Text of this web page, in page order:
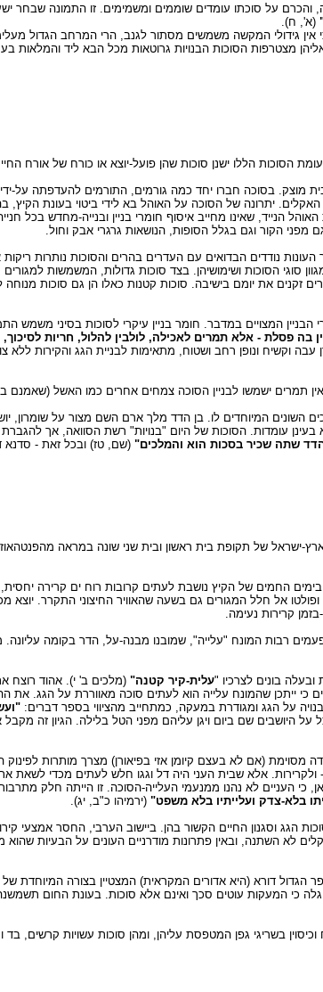
על סוכתו עומדים שוממים ומשמימים. זו התמונה שבחר
(א', ח).
גידולי המקשה משמשים מסתור לגנב, הרי המרחב הגדול
מצטרפות הסוכות הבנויות גרוטאות מכל הבא ליד והמלאות
הסוכות הללו ישנן סוכות שהן פועל-יוצא או כורח של אורח
מוצק. בסוכה חברו יחד כמה גורמים, התורמים להעדפתה על-
יתרונה של הסוכה על האוהל בא לידי ביטוי בעונת הקיץ,
הנייד, שאינו מחייב איסוף חומרי בניין ובנייה-מחדש בכל
מפני הקור וגם בגלל הסופות, הנושאות גרגרי אבק וחול.
נודדים הבדואים עם העדרים בהרים והסוכות נותרות
מעט. כאן גדול יותר מגוון סוגי הסוכות ושימושיהן. בצד סוכות גדולות,
זקנים את יומם בישיבה. סוכות קטנות כאלו הן גם סוכות
המצויים במדבר. חומר בניין עיקרי לסוכות בסיני משמש
בה פסלת - אלא תמרים לאכילה, לולבין להלול, חריות
וקשיח ונופן רחב ושטוח, מתאימות לבניית הגג והקירות
תמרים ישמשו לבניין הסוכה צמחים אחרים כמו האשל (שאמנם
המיוחדים לו. בן הדד מלך ארם השם מצור על שומרון,
עומדות. הסוכות של היום "בנויות" רשת הסוואה, אך להגברת
שתה שכיר בסכות הוא והמלכים" (שם, טז) ובכל זאת - סדנא
ישראל של תקופת בית ראשון ובית שני שונה במראה מהפנטהאוז
החמים של הקיץ נושבת לעתים קרובות רוח ים קרירה
אל חלל המגורים גם בשעה שהאוויר החיצוני התקרר.
קרירות נעימה.
רבות המונח "עלייה", שמובנו מבנה-על, הדר בקומה עליונה.
בונים לצרכיו "עלית-קיר קטנה" (מלכים ב' י). אהוד רוצח
ייתכן שהמונח עלייה הוא לעתים סוכה מאווררת על הגג. את
על הגג ומגודרת במעקה, כמתחייב מהציווי בספר דברים:
היושבים שם ביום ויגן עליהם מפני הטל בלילה. הגיון זה
מסוימת (אם לא בעצם קיומן אזי בפיאורן) מצרך מותרות
אלא שבית העני היה דל וגגו חלש לעתים מכדי לשאת
כי העניים לא נהנו ממנעמי העלייה-הסוכה. זו הייתה חלק
בלא-צדק ועלייתיו בלא משפט" (ירמיהו כ"ב, יג).
הגג וסגנון החיים הקשור בהן. ביישוב הערבי, החסר אמצעי
לא השתנה, ובאין פתרונות מודרניים העונים על הבעיות שהוא
דורא (היא אדורים המקראית) המצטיין בצורה המיוחדת של
כי המעקות עוטים סכך ואינם אלא סוכות. בעונת החום
בשריגי גפן המטפסת עליהן, ומהן סוכות עשויות קרשים, בד